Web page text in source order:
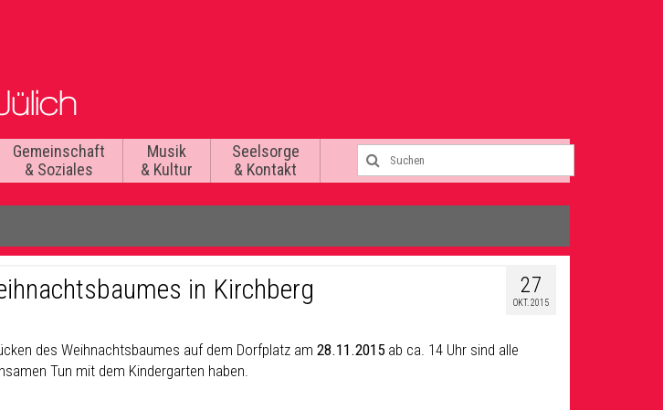
Gemeinschaft
& Soziales
Musik
& Kultur
Seelsorge
& Kontakt
27
OKT. 2015
in Kirchberg
des Weihnachtsbaumes auf dem Dorfplatz am 28.11.2015 ab ca. 14 Uhr sind alle
Tun mit dem Kindergarten haben.